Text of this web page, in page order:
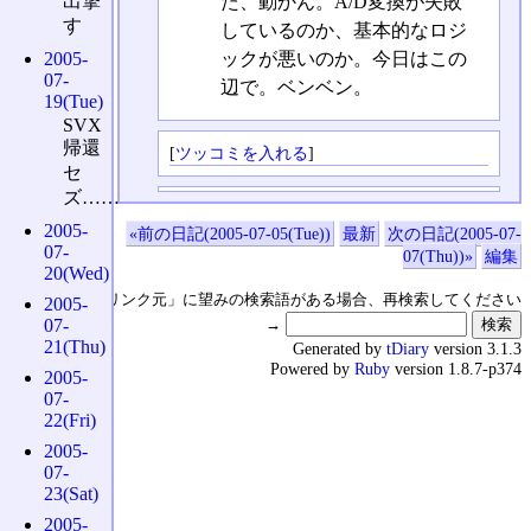
しているのか、基本的なロジ
ックが悪いのか。今日はこの
辺で。ベンベン。
[ツッコミを入れる]
«前の日記(2005-07-05(Tue)) 最新
次の日記(2005-07-
07(Thu))»
編集
↑の「本日のリンク元」に望みの検索語がある場合、再検索してください
→
す
2005-
07-
19(Tue)
SVX
帰還
セ
ズ……
2005-
07-
20(Wed)
2005-
07-
21(Thu)
2005-
07-
22(Fri)
2005-
07-
23(Sat)
2005-
Generated by tDiary version 3.1.3
Powered by Ruby version 1.8.7-p374